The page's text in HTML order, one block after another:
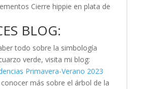
Cierre hippie en plata de
BLOG:
todo sobre la simbología
verde, visita mi blog:
Primavera-Verano 2023
más sobre el árbol de la